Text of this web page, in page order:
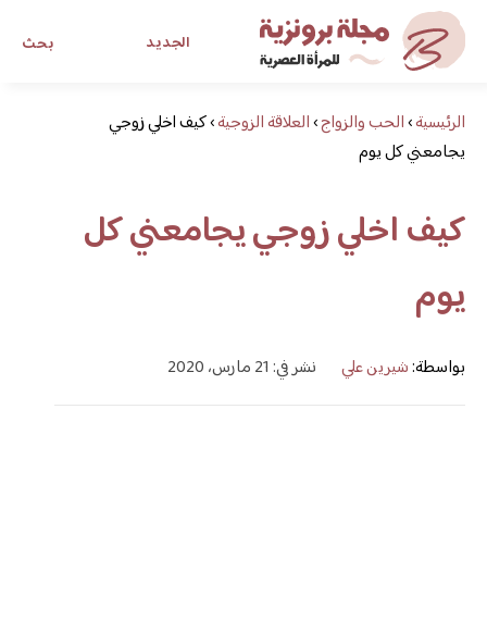
بحث الجديد
مجلة برونزية للفتاة العصريةالرئيسية›الحب والزواج›العلاقة الزوجية›كيف اخلي زوجي
يجامعني كل يوم
كيف اخلي زوجي يجامعني كل
يوم
بواسطة:شيرين علي نشر في: 21 مارس، 2020